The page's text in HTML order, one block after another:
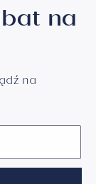
na
na